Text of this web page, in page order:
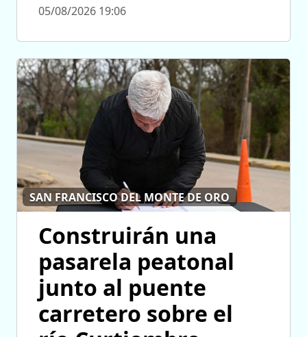
05/08/2026 19:06
SAN FRANCISCO DEL MONTE DE ORO
Construirán una
pasarela peatonal
junto al puente
carretero sobre el